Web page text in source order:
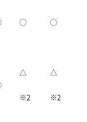
◯ ◯
△
※2
△
※2